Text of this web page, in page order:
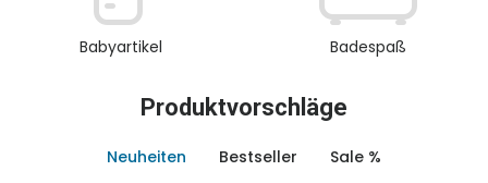
Babyartikel Badespaß
Produktvorschläge
Neuheiten Bestseller Sale %